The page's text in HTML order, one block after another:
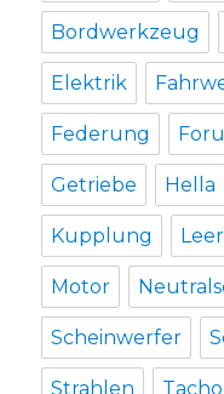
Bordwerkzeug
Elektrik
Federung
Getriebe Hella
Kupplung
Motor
Scheinwerfer
Strahlen Tacho